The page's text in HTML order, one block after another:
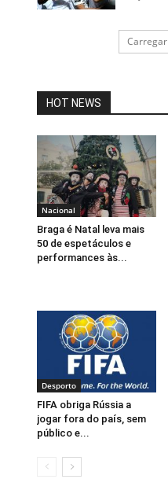
HOT NEWS
Nacional
Braga é Natal leva mais
50 de espetáculos e
performances às...
Desporto
FIFA obriga Rússia a
jogar fora do país, sem
público e...